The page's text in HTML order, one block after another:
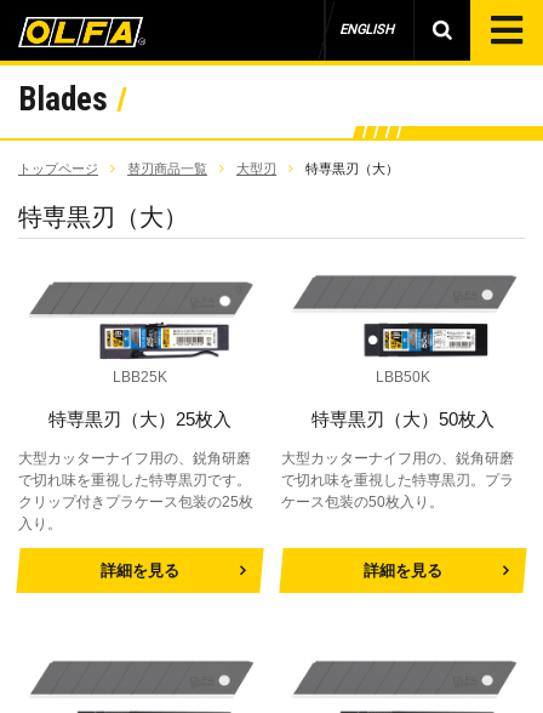
ENGLISH
Blades
トップページ 替刃商品一覧 大型刃 特専黒刃（大）
特専黒刃（大）
LBB25K
特専黒刃（大）25枚入
大型カッターナイフ用の、鋭角研磨
で切れ味を重視した特専黒刃です。
クリップ付きプラケース包装の25枚
入り。
詳細を見る
LBB50K
特専黒刃（大）50枚入
大型カッターナイフ用の、鋭角研磨
で切れ味を重視した特専黒刃。プラ
ケース包装の50枚入り。
詳細を見る